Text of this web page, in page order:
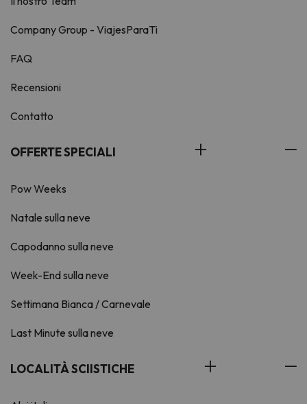
Company Group - ViajesParaTi
FAQ
Recensioni
Contatto
OFFERTE SPECIALI
Pow Weeks
Natale sulla neve
Capodanno sulla neve
Week-End sulla neve
Settimana Bianca / Carnevale
Last Minute sulla neve
LOCALITÀ SCIISTICHE